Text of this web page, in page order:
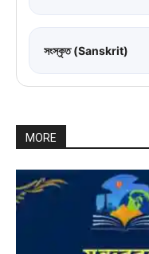
সংস্কৃত (Sanskrit)
MORE